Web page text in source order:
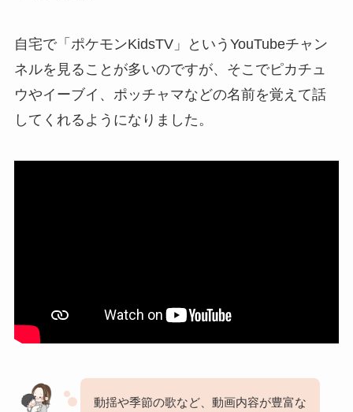
自宅で「ポケモンKidsTV」というYouTubeチャン
ネルを見ることが多いのですが、そこでピカチュ
ウやイーブイ、ポッチャマなどの名前を覚えて話
してくれるようになりました。
動揺や季節の歌など、動画内容が豊富な